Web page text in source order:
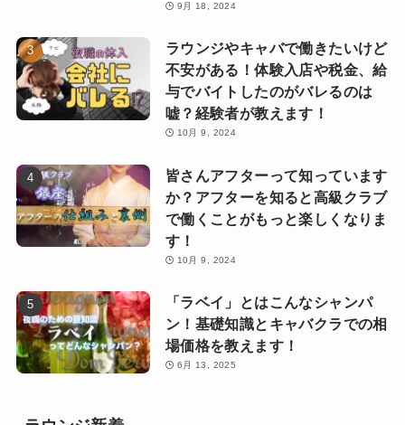
9月 18, 2024
ラウンジやキャバで働きたいけど
不安がある！体験入店や税金、給
与でバイトしたのがバレるのは
嘘？経験者が教えます！
10月 9, 2024
皆さんアフターって知っています
か？アフターを知ると高級クラブ
で働くことがもっと楽しくなりま
す！
10月 9, 2024
「ラベイ」とはこんなシャンパ
ン！基礎知識とキャバクラでの相
場価格を教えます！
6月 13, 2025